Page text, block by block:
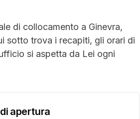
di collocamento a Ginevra,
sotto trova i recapiti, gli orari di
si aspetta da Lei ogni
apertura